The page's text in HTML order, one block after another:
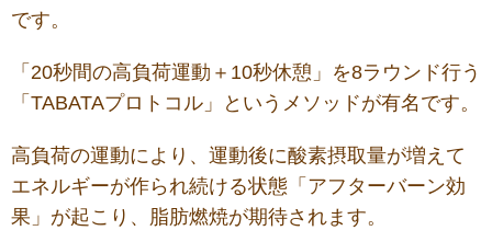
です。
「20秒間の高負荷運動＋10秒休憩」を8ラウンド行う
「TABATAプロトコル」というメソッドが有名です。
高負荷の運動により、運動後に酸素摂取量が増えて
エネルギーが作られ続ける状態「アフターバーン効
果」が起こり、脂肪燃焼が期待されます。